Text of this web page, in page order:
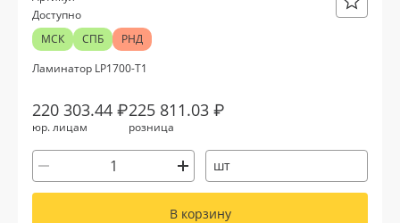
Доступно
МСК
СПБ
РНД
Ламинатор LP1700-T1
220 303.44 ₽
юр. лицам
225 811.03 ₽
розница
шт
В корзину